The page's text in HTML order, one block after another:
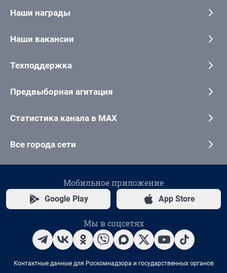
Наши награды
Наши вакансии
Техподдержка
Предвыборная агитация
Статистика канала в MAX
Все города сети
Мобильное приложение
Google Play App Store
Мы в соцсетях
Контактные данные для Роскомнадзора и государственных органов